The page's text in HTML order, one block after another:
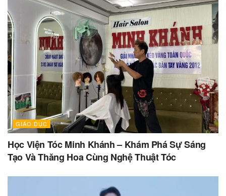
GIÁO DỤC
Học Viện Tóc Minh Khánh – Khám Phá Sự Sáng
Tạo Và Thăng Hoa Cùng Nghệ Thuật Tóc